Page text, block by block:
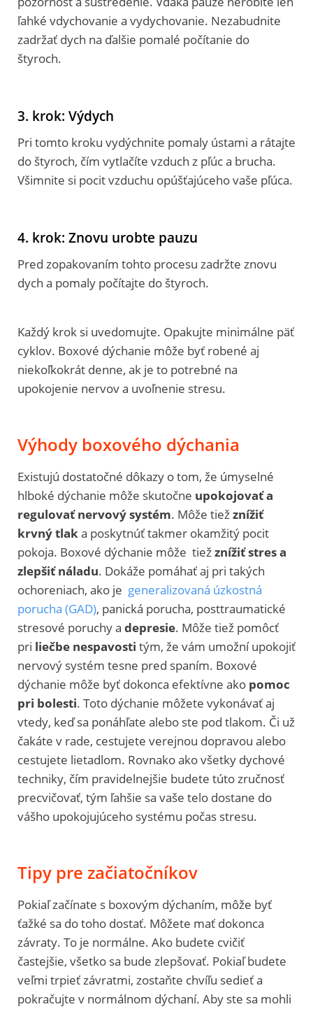
ľahké vdychovanie a vydychovanie. Nezabudnite
zadržať dych na ďalšie pomalé počítanie do
štyroch.
3. krok: Výdych
Pri tomto kroku vydýchnite pomaly ústami a rátajte
do štyroch, čím vytlačíte vzduch z pľúc a brucha.
Všimnite si pocit vzduchu opúšťajúceho vaše pľúca.
4. krok: Znovu urobte pauzu
Pred zopakovaním tohto procesu zadržte znovu
dych a pomaly počítajte do štyroch.
Každý krok si uvedomujte. Opakujte minimálne päť
cyklov. Boxové dýchanie môže byť robené aj
niekoľkokrát denne, ak je to potrebné na
upokojenie nervov a uvoľnenie stresu.
Výhody boxového dýchania
Existujú dostatočné dôkazy o tom, že úmyselné
hlboké dýchanie môže skutočne upokojovať a
regulovať nervový systém. Môže tiežznížiť
krvný tlaka poskytnúť takmer okamžitý pocit
pokoja. Boxové dýchanie môže tiežznížiť stres a
zlepšiť náladu. Dokáže pomáhať aj pri takých
ochoreniach, ako je generalizovaná úzkostná
porucha (GAD), panická porucha, posttraumatické
stresové poruchy a depresie. Môže tiež pomôcť
pri liečbe nespavosti tým, že vám umožní upokojiť
nervový systém tesne pred spaním. Boxové
dýchanie môže byť dokonca efektívne ako pomoc
pri bolesti. Toto dýchanie môžete vykonávať aj
vtedy, keď sa ponáhľate alebo ste pod tlakom. Či už
čakáte v rade, cestujete verejnou dopravou alebo
cestujete lietadlom. Rovnako ako všetky dychové
techniky, čím pravidelnejšie budete túto zručnosť
precvičovať, tým ľahšie sa vaše telo dostane do
vášho upokojujúceho systému počas stresu.
Tipy pre začiatočníkov
Pokiaľ začínate s boxovým dýchaním, môže byť
ťažké sa do toho dostať. Môžete mať dokonca
závraty. To je normálne. Ako budete cvičiť
častejšie, všetko sa bude zlepšovať. Pokiaľ budete
veľmi trpieť závratmi, zostaňte chvíľu sedieť a
pokračujte v normálnom dýchaní. Aby ste sa mohli